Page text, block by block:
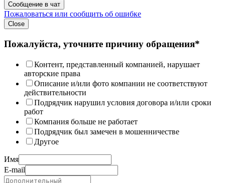
Сообщение в чат
Пожаловаться или сообщить об ошибке
Close
Пожалуйста, уточните причину обращения*
Контент, представленный компанией, нарушает
авторские права
Описание и/или фото компании не соответствуют
действительности
Подрядчик нарушил условия договора и/или сроки
работ
Компания больше не работает
Подрядчик был замечен в мошенничестве
Другое
Имя
E-mail